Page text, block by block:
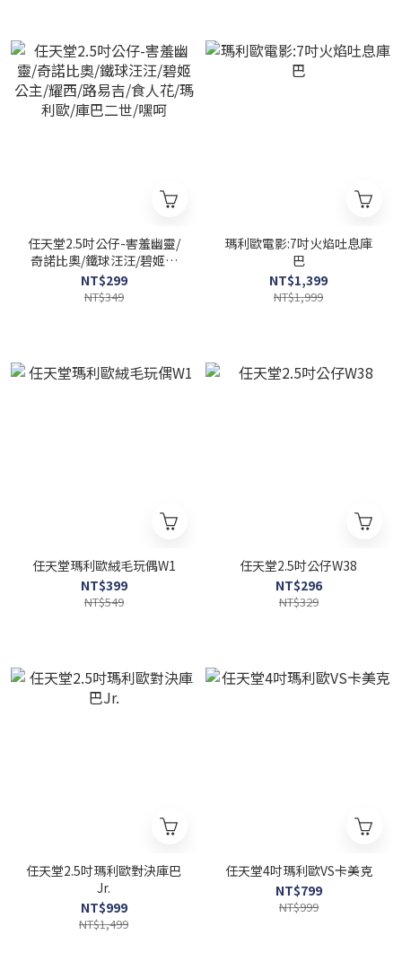
任天堂2.5吋公仔-害羞幽靈/
奇諾比奧/鐵球汪汪/碧姬公
主/耀西/路易吉/食人花/瑪利
歐/庫巴二世/嘿呵
NT$299
NT$349
瑪利歐電影:7吋火焰吐息庫
巴
NT$1,399
NT$1,999
任天堂瑪利歐絨毛玩偶W1
NT$399
NT$549
任天堂2.5吋公仔W38
NT$296
NT$329
任天堂2.5吋瑪利歐對決庫巴
Jr.
NT$999
NT$1,499
任天堂4吋瑪利歐VS卡美克
NT$799
NT$999